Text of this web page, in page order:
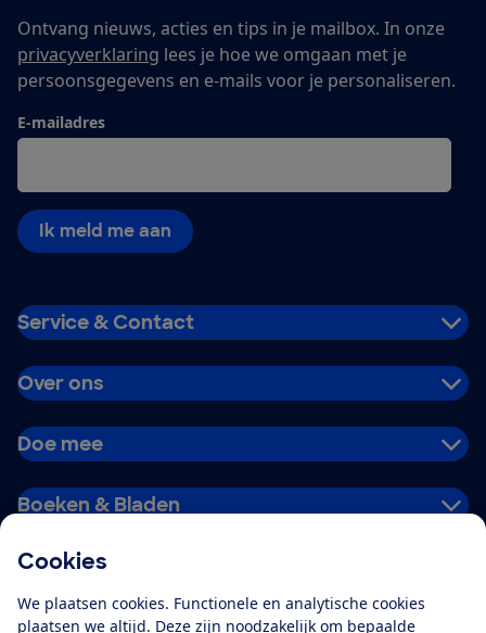
Cookies
We plaatsen cookies. Functionele en analytische cookies
plaatsen we altijd. Deze zijn noodzakelijk om bepaalde
Ontvang nieuws, acties en tips in je mailbox. In onze
privacyverklaring lees je hoe we omgaan met je
persoonsgegevens en e-mails voor je personaliseren.
E-mailadres
Ik meld me aan
Service & Contact
Over ons
Doe mee
Boeken & Bladen